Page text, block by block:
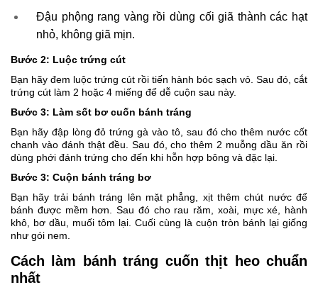
Đậu phộng rang vàng rồi dùng cối giã thành các hạt
nhỏ, không giã mịn.
Bước 2: Luộc trứng cút
Bạn hãy đem luộc trứng cút rồi tiến hành bóc sạch vỏ. Sau đó, cắt
trứng cút làm 2 hoặc 4 miếng để dễ cuộn sau này.
Bước 3: Làm sốt bơ cuốn bánh tráng
Bạn hãy đập lòng đỏ trứng gà vào tô, sau đó cho thêm nước cốt
chanh vào đánh thật đều. Sau đó, cho thêm 2 muỗng dầu ăn rồi
dùng phới đánh trứng cho đến khi hỗn hợp bông và đặc lại.
Bước 3: Cuộn bánh tráng bơ
Bạn hãy trải bánh tráng lên mặt phẳng, xịt thêm chút nước để
bánh được mềm hơn. Sau đó cho rau răm, xoài, mực xé, hành
khô, bơ dầu, muối tôm lại. Cuối cùng là cuộn tròn bánh lại giống
như gói nem.
Cách làm bánh tráng cuốn thịt heo chuẩn
nhất